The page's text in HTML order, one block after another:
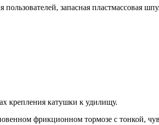
запасная пластмассовая
крепления катушки к удилищу.
фрикционном тормозе с тонкой,